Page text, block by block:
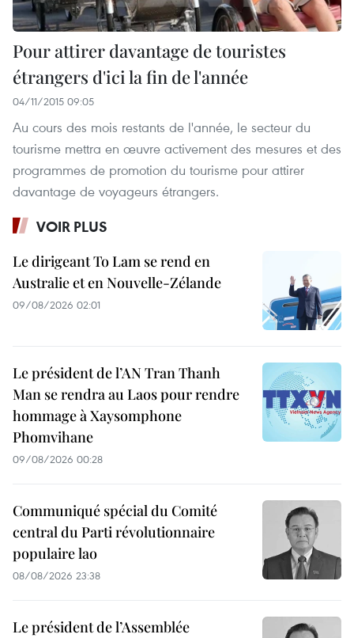
Pour attirer davantage de touristes
étrangers d'ici la fin de l'année
04/11/2015 09:05
Au cours des mois restants de l'année, le secteur du
tourisme mettra en œuvre activement des mesures et des
programmes de promotion du tourisme pour attirer
davantage de voyageurs étrangers.
VOIR PLUS
Le dirigeant To Lam se rend en
Australie et en Nouvelle-Zélande
09/08/2026 02:01
Le président de l’AN Tran Thanh
Man se rendra au Laos pour rendre
hommage à Xaysomphone
Phomvihane
09/08/2026 00:28
Communiqué spécial du Comité
central du Parti révolutionnaire
populaire lao
08/08/2026 23:38
Le président de l’Assemblée